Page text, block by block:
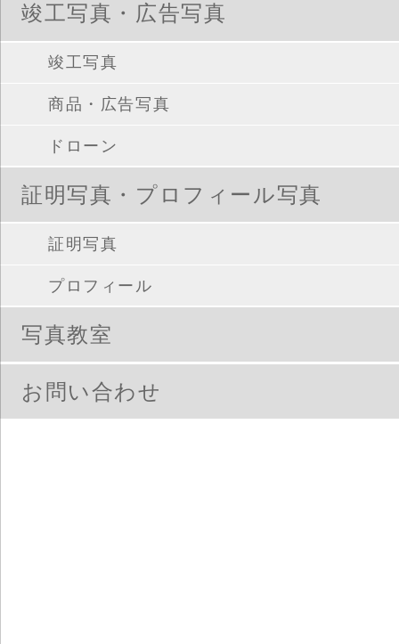
竣工写真・広告写真
竣工写真
商品・広告写真
ドローン
証明写真・プロフィール写真
証明写真
プロフィール
写真教室
お問い合わせ